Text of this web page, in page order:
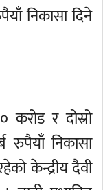
निकासा दिने
र दोस्रो
रुपैयाँ निकासा
केन्द्रीय दैवी